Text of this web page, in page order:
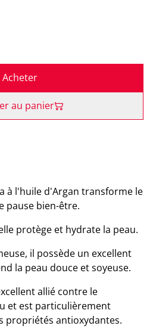
Acheter
au panier
à l'huile d'Argan transforme le
pause bien-être.
protège et hydrate la peau.
il possède un excellent
la peau douce et soyeuse.
allié contre le
et est particulièrement
propriétés antioxydantes.